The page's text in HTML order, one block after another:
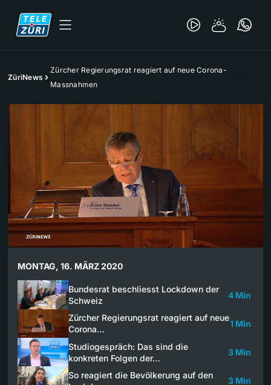
ZüriNews
Zürcher Regierungsrat reagiert auf neue Corona-
Massnahmen
MONTAG, 16. MÄRZ 2020
Bundesrat beschliesst Lockdown der
Schweiz
4 Min
Zürcher Regierungsrat reagiert auf neue
Corona…
1 Min
Studiogespräch: Das sind die
konkreten Folgen der…
3 Min
So reagiert die Bevölkerung auf den
3 Min